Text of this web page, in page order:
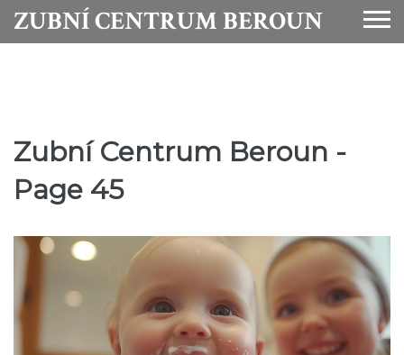
ZUBNÍ CENTRUM BEROUN
Zubní Centrum Beroun -
Page 45